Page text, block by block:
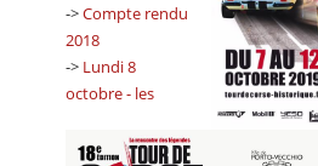
->Compte rendu
2018
-> Lundi 8
octobre - les